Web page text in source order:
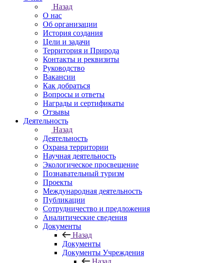
Назад
О нас
Об организации
История создания
Цели и задачи
Территория и Природа
Контакты и реквизиты
Руководство
Вакансии
Как добраться
Вопросы и ответы
Награды и сертификаты
Отзывы
Деятельность
Назад
Деятельность
Охрана территории
Научная деятельность
Экологическое просвещение
Познавательный туризм
Проекты
Международная деятельность
Публикации
Сотрудничество и предложения
Аналитические сведения
Документы
Назад
Документы
Документы Учреждения
Назад